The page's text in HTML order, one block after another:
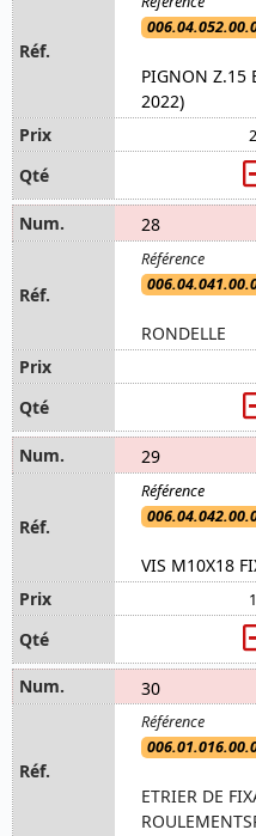
PIGNON Z.15
2022)
28
RONDELLE
29
VIS M10X18
30
ETRIER DE